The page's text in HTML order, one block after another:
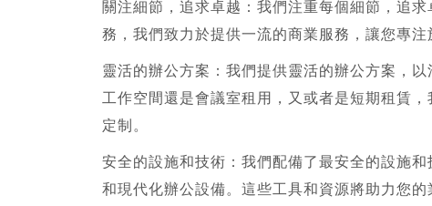
關注細節，追求卓越：我們注重每個細節，追
務，我們致力於提供一流的商業服務，讓您專注
靈活的辦公方案：我們提供靈活的辦公方案，
工作空間還是會議室租用，又或者是短期租賃
定制。
安全的設施和技術：我們配備了最安全的設施
和現代化辦公設備。這些工具和資源將助力您的